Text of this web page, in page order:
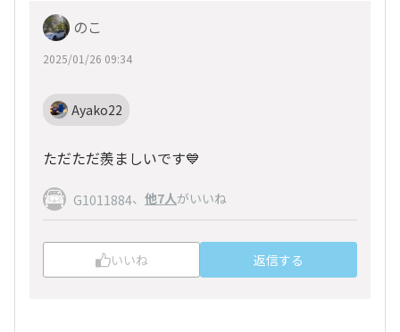
のこ
2025/01/26 09:34
Ayako22
ただただ羨ましいです💙
G1011884、 他7人がいいね
いいね 返信する